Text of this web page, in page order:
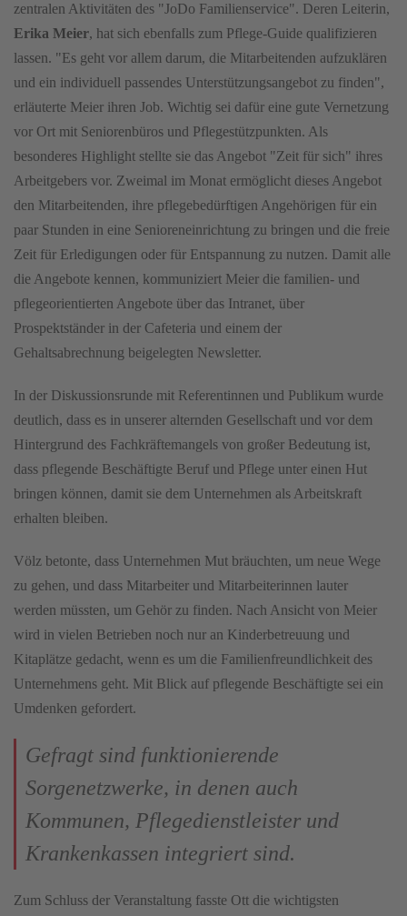
zentralen Aktivitäten des "JoDo Familienservice". Deren Leiterin,
Erika Meier, hat sich ebenfalls zum Pflege-Guide qualifizieren
lassen. "Es geht vor allem darum, die Mitarbeitenden aufzuklären
und ein individuell passendes Unterstützungsangebot zu finden",
erläuterte Meier ihren Job. Wichtig sei dafür eine gute Vernetzung
vor Ort mit Seniorenbüros und Pflegestützpunkten. Als
besonderes Highlight stellte sie das Angebot "Zeit für sich" ihres
Arbeitgebers vor. Zweimal im Monat ermöglicht dieses Angebot
den Mitarbeitenden, ihre pflegebedürftigen Angehörigen für ein
paar Stunden in eine Senioreneinrichtung zu bringen und die freie
Zeit für Erledigungen oder für Entspannung zu nutzen. Damit alle
die Angebote kennen, kommuniziert Meier die familien- und
pflegeorientierten Angebote über das Intranet, über
Prospektständer in der Cafeteria und einem der
Gehaltsabrechnung beigelegten Newsletter.
In der Diskussionsrunde mit Referentinnen und Publikum wurde
deutlich, dass es in unserer alternden Gesellschaft und vor dem
Hintergrund des Fachkräftemangels von großer Bedeutung ist,
dass pflegende Beschäftigte Beruf und Pflege unter einen Hut
bringen können, damit sie dem Unternehmen als Arbeitskraft
erhalten bleiben.
Völz betonte, dass Unternehmen Mut bräuchten, um neue Wege
zu gehen, und dass Mitarbeiter und Mitarbeiterinnen lauter
werden müssten, um Gehör zu finden. Nach Ansicht von Meier
wird in vielen Betrieben noch nur an Kinderbetreuung und
Kitaplätze gedacht, wenn es um die Familienfreundlichkeit des
Unternehmens geht. Mit Blick auf pflegende Beschäftigte sei ein
Umdenken gefordert.
Gefragt sind funktionierende
Sorgenetzwerke, in denen auch
Kommunen, Pflegedienstleister und
Krankenkassen integriert sind.
Zum Schluss der Veranstaltung fasste Ott die wichtigsten